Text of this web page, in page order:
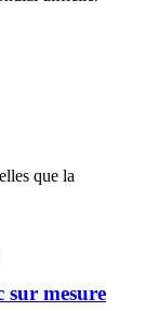
que la
sur mesure